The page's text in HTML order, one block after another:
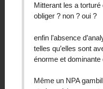
Mitterant les a
obliger ? non ? oui ?
enfin l’absence
telles qu’elles sont
énorme et dominante
Même un NPA